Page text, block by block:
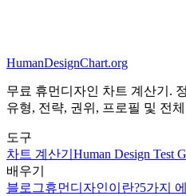
HumanDesignChart.org
무료 휴먼디자인 차트 계산기.
유형, 전략, 권위, 프로필 및 전
도구
차트 계산기 Human Design Test
배우기
블로그휴먼디자인이란?5가지